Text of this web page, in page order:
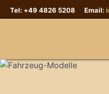
Tel: +49 4826 5208 Email: